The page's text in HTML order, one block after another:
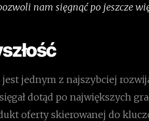
nam sięgnąć po jeszcze
jednym z najszybciej
dotąd po największych
oferty skierowanej do